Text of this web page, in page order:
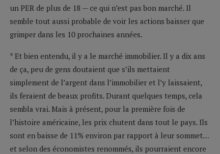
un PER de plus de 18 — ce qui n’est pas bon marché. Il
semble tout aussi probable de voir les actions baisser que
grimper dans les 10 prochaines années.
* Et bien entendu, il y a le marché immobilier. Il y a dix ans
de ça, peu de gens doutaient que s’ils mettaient
simplement de l’argent dans l’immobilier et l’y laissaient,
ils feraient de beaux profits. Durant quelques temps, cela
sembla vrai. Mais à présent, pour la première fois de
l’histoire américaine, les prix chutent dans tout le pays. Ils
sont en baisse de 11% environ par rapport à leur sommet…
et selon des économistes renommés, ils pourraient encore